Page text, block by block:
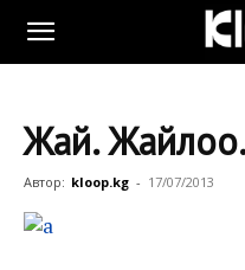
Жай.
Автор: kloop.kg - 17/07/2013